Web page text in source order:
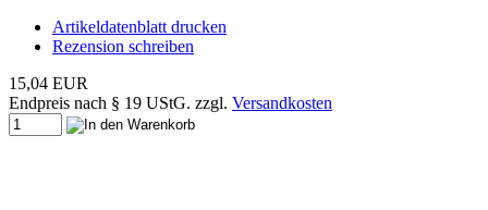
Artikeldatenblatt drucken
Rezension schreiben
15,04 EUR
Endpreis nach § 19 UStG. zzgl. Versandkosten